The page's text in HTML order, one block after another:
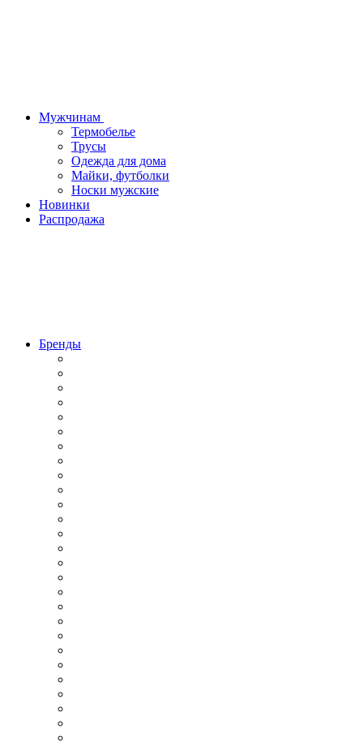
Мужчинам
Термобелье
Трусы
Одежда для дома
Майки, футболки
Носки мужские
Новинки
Распродажа
Бренды